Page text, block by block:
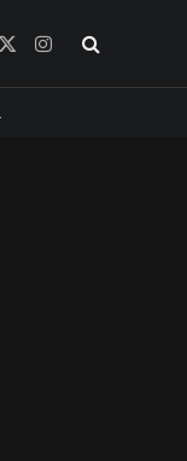
X
Instagram